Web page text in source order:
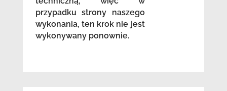
przypadku strony naszego
wykonania, ten krok nie jest
wykonywany ponownie.